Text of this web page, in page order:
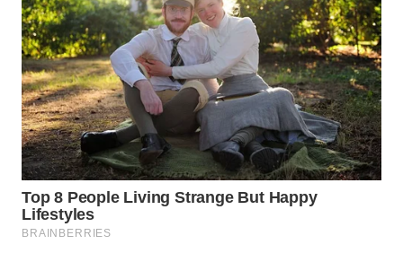
WN
KUNINGAN
WN
MAJALENGKA
WN
SUBANG
WN